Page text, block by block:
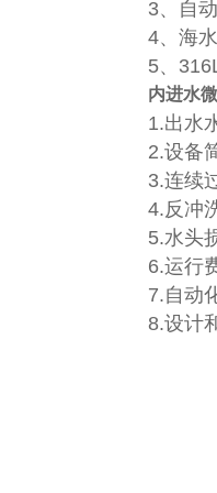
3、自
4、海
5、
内进水
1.出水
2.设备
3.连续
4.反冲
5.水头
6.运行
7.自动
8.设计